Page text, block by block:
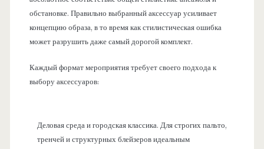
обстановке. Правильно выбранный аксессуар усиливает
концепцию образа, в то время как стилистическая ошибка
может разрушить даже самый дорогой комплект.
Каждый формат мероприятия требует своего подхода к
выбору аксессуаров:
Деловая среда и городская классика. Для строгих пальто,
тренчей и структурных блейзеров идеальным